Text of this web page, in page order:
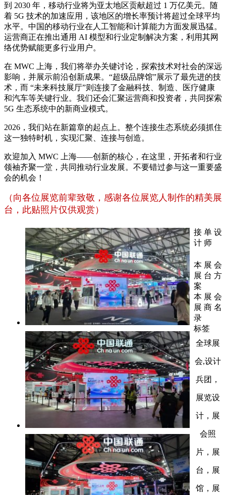
到 2030 年，移动行业将为亚太地区贡献超过 1 万亿美元。随
着 5G 技术的加速应用，该地区的增长率预计将超过全球平均
水平。中国的移动行业在人工智能和计算能力方面发展迅猛。
运营商正在推出通用 AI 模型和行业定制解决方案，利用其网
络优势赋能更多行业用户。
在 MWC 上海，我们将举办关键讨论，探索技术对社会的深远
影响，并展示前沿创新成果。“超级品牌馆”展示了最先进的技
术，而 “未来科技展厅”则连接了金融科技、制造、医疗健康
和汽车等关键行业。我们还会汇聚运营商和投资者，共同探索
5G 生态系统中的新商业模式。
2026，我们站在新篇章的起点上。整个连接生态系统必须抓住
这一独特时机，实现汇聚、连接与创造。
欢迎加入 MWC 上海——创新的核心，在这里，开拓者和行业
领袖齐聚一堂，共同推动行业发展。不要错过参与这一重要盛
会的机会！
（向各位展览前辈致敬，感谢各位展览人制作的精美展
台，此贴照片仅供观赏）
接 单 设
计 师
本 展 会
展 台 方
案
本 展 会
展 商 名
录
标签
全球展
会,设计
兵团，
展览设
计，展
会照
片，展
台，展
馆，展